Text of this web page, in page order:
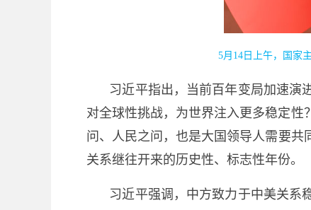
5月14日上午，国家
习近平指出，当前百年变局加速演
对全球性挑战，为世界注入更多稳定
问、人民之问，也是大国领导人需要共
关系继往开来的历史性、标志性年份。
习近平强调，中方致力于中美关系